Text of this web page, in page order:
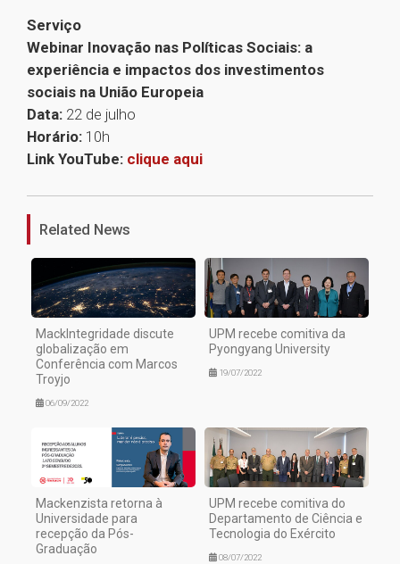
Serviço
Webinar Inovação nas Políticas Sociais: a
experiência e impactos dos investimentos
sociais na União Europeia
Data: 22 de julho
Horário: 10h
Link YouTube: clique aqui
1
Related News
MackIntegridade discute
globalização em
Conferência com Marcos
Troyjo
06/09/2022
UPM recebe comitiva da
Pyongyang University
19/07/2022
Mackenzista retorna à
Universidade para
recepção da Pós-
Graduação
UPM recebe comitiva do
Departamento de Ciência e
Tecnologia do Exército
08/07/2022